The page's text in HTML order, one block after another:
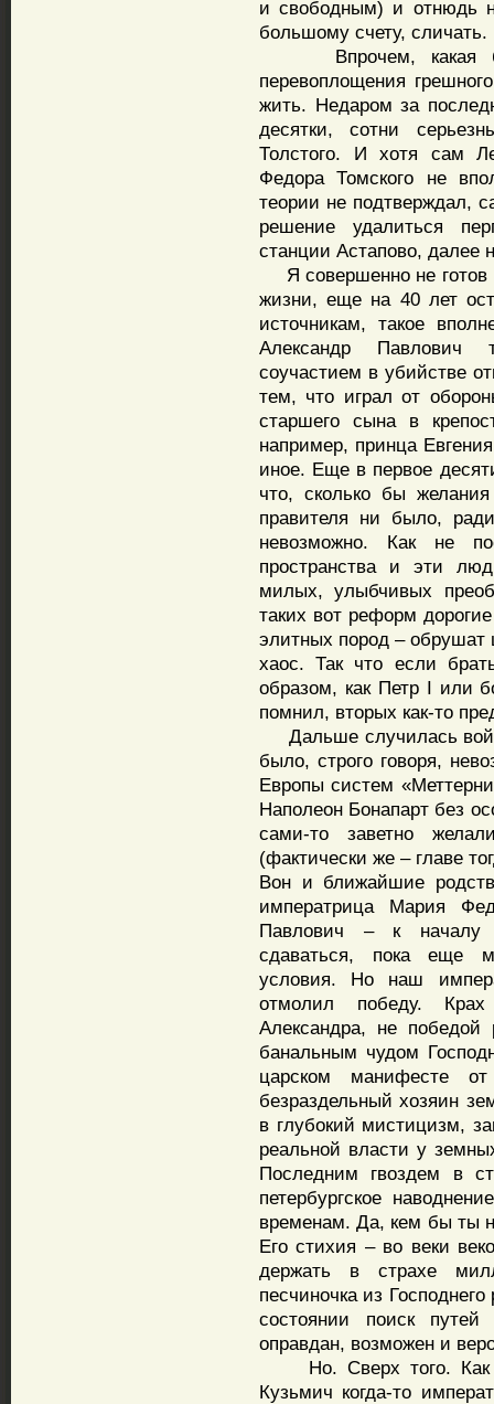
и свободным) и отнюдь
большому счету, сличать.
Впрочем, какая бы
перевоплощения
жить. Недаром за
десятки, сотни
Толстого. И хотя сам
Федора Томского не
теории не подтверждал,
решение удалиться
станции Астапово, далее
Я совершенно не готов
жизни, еще на 40 лет
источникам, такое
Александр Павлович
соучастием в убийстве
тем, что играл от
старшего сына в
например, принца
иное. Еще в первое
что, сколько бы
правителя ни было,
невозможно. Как не
пространства и эти
милых, улыбчивых
таких вот реформ
элитных пород – обрушат
хаос. Так что если
образом, как Петр I или
помнил, вторых как-то
Дальше случилась
было, строго говоря,
Европы систем
Наполеон Бонапарт без
сами-то заветно
(фактически же – главе
Вон и ближайшие
императрица Мария
Павлович – к началу
сдаваться, пока еще
условия. Но наш
отмолил победу.
Александра, не победой
банальным чудом
царском манифесте
безраздельный хозяин
в глубокий мистицизм,
реальной власти у
Последним гвоздем в
петербургское
временам. Да, кем бы ты
Его стихия – во веки
держать в страхе
песчиночка из
состоянии поиск
оправдан, возможен и
Но. Сверх того. Как
Кузьмич когда-то